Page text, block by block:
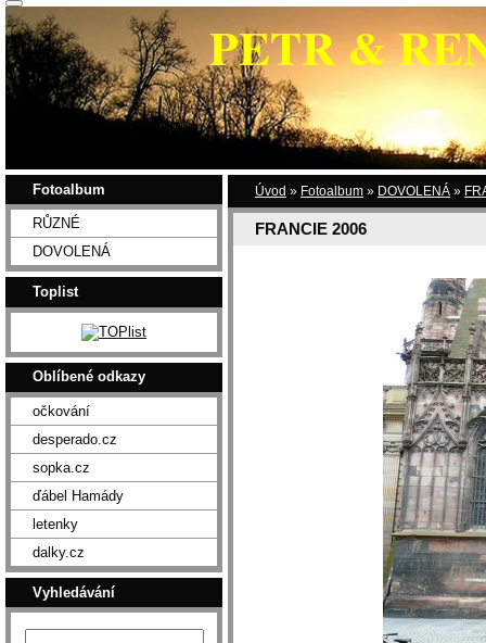
PETR &
Úvod » Fotoalbum » DOVOLENÁ »
FRANCIE 2006
Fotoalbum
RŮZNÉ
DOVOLENÁ
Toplist
Oblíbené odkazy
očkování
desperado.cz
sopka.cz
ďábel Hamády
letenky
dalky.cz
Vyhledávání